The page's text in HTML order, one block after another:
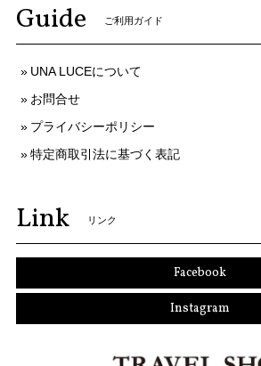
Guide ご利用ガイド
UNA LUCEについて
お問合せ
プライバシーポリシー
特定商取引法に基づく表記
Link リンク
Facebook
Instagram